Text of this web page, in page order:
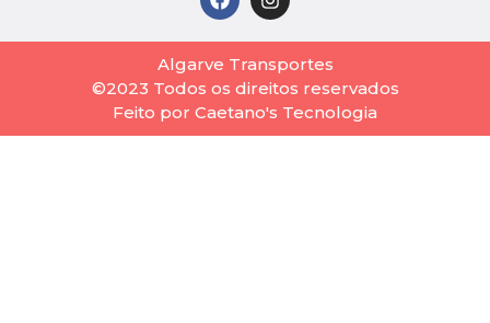
Algarve Transportes
©2023 Todos os direitos reservados
Feito por Caetano's Tecnologia